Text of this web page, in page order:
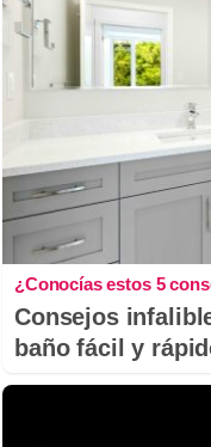
¿Conocías estos 5
Consejos
baño fácil y